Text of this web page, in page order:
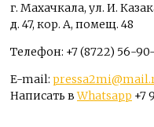
г. Махачкала, ул. И.
д. 47, кор. А, помещ. 48
Телефон: +7 (8722) 56-
E-mail:
Написать вWhatsapp +7